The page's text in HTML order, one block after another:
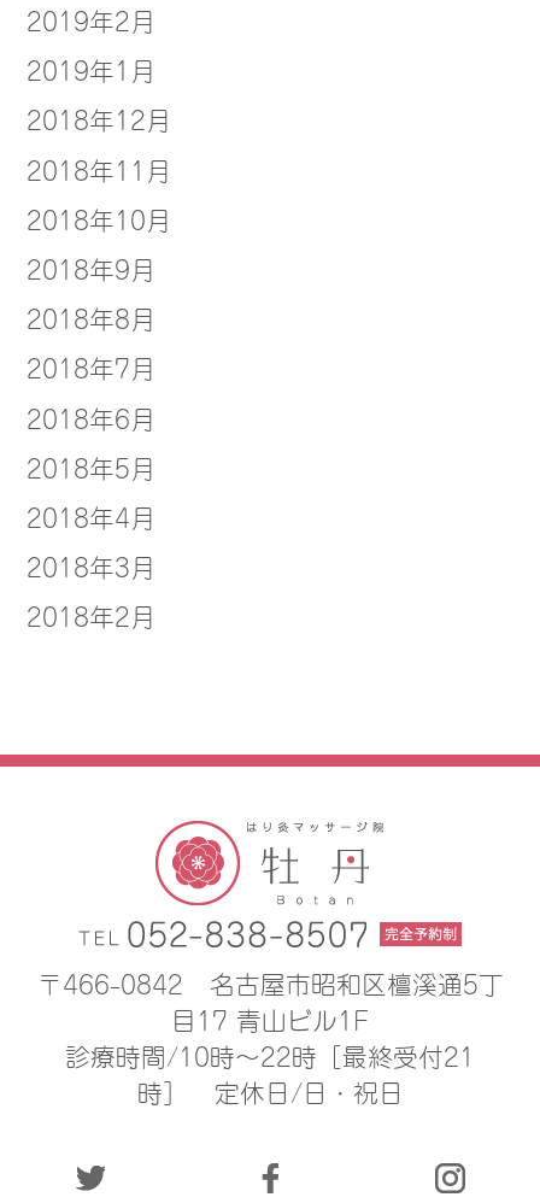
2019年2月
2019年1月
2018年12月
2018年11月
2018年10月
2018年9月
2018年8月
2018年7月
2018年6月
2018年5月
2018年4月
2018年3月
2018年2月
〒466-0842
名古屋市昭和区檀溪通5丁
目17 青山ビル1F
診療時間/10時〜22時［最終受付21
時］
定休日/日・祝日